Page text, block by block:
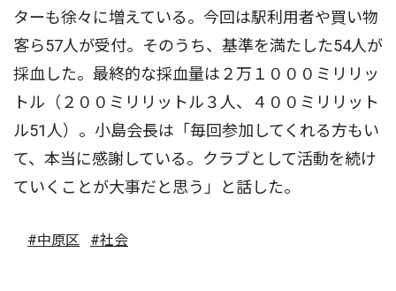
ターも徐々に増えている。今回は駅利用者や買い物
客ら57人が受付。そのうち、基準を満たした54人が
採血した。最終的な採血量は２万１０００ミリリッ
トル（２００ミリリットル３人、４００ミリリット
ル51人）。小島会長は「毎回参加してくれる方もい
て、本当に感謝している。クラブとして活動を続け
ていくことが大事だと思う」と話した。
#中原区 #社会